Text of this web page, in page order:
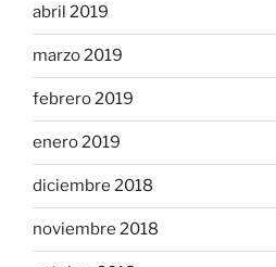
abril 2019
marzo 2019
febrero 2019
enero 2019
diciembre 2018
noviembre 2018